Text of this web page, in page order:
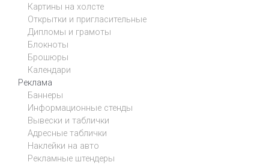
Картины на холсте
Открытки и пригласительные
Дипломы и грамоты
Блокноты
Брошюры
Календари
Реклама
Баннеры
Информационные стенды
Вывески и таблички
Адресные таблички
Наклейки на авто
Рекламные штендеры